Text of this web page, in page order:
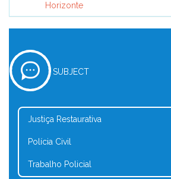
Horizonte
SUBJECT
Justiça Restaurativa
Polícia Civil
Trabalho Policial